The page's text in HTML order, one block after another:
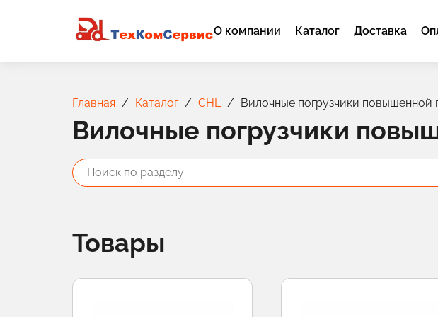
О компании Каталог Доставка
Главная Каталог CHL Вилочные погрузчики повышенной
Вилочные погрузчики
Товары